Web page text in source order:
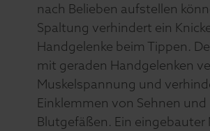
nach Belieben aufstellen
Spaltung verhindert ein
Handgelenke beim Tippen.
mit geraden Handgelenken
Muskelspannung und
Einklemmen von Sehnen und
Blutgefäßen. Ein eingebauter